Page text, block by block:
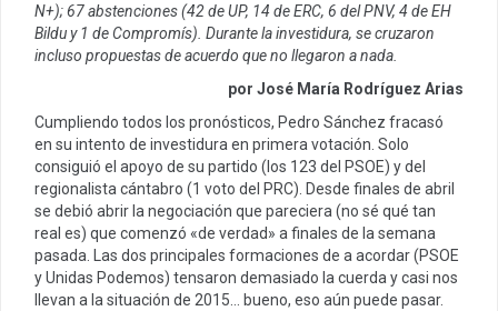
N+); 67 abstenciones (42 de UP, 14 de ERC, 6 del PNV, 4 de EH
Bildu y 1 de Compromís). Durante la investidura, se cruzaron
incluso propuestas de acuerdo que no llegaron a nada.
por José María Rodríguez Arias
Cumpliendo todos los pronósticos, Pedro Sánchez fracasó
en su intento de investidura en primera votación. Solo
consiguió el apoyo de su partido (los 123 del PSOE) y del
regionalista cántabro (1 voto del PRC). Desde finales de abril
se debió abrir la negociación que pareciera (no sé qué tan
real es) que comenzó «de verdad» a finales de la semana
pasada. Las dos principales formaciones de a acordar (PSOE
y Unidas Podemos) tensaron demasiado la cuerda y casi nos
llevan a la situación de 2015… bueno, eso aún puede pasar.